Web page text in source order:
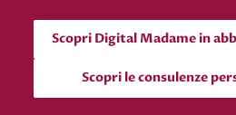
Scopri Digital Madame in
Scopri le consulenze